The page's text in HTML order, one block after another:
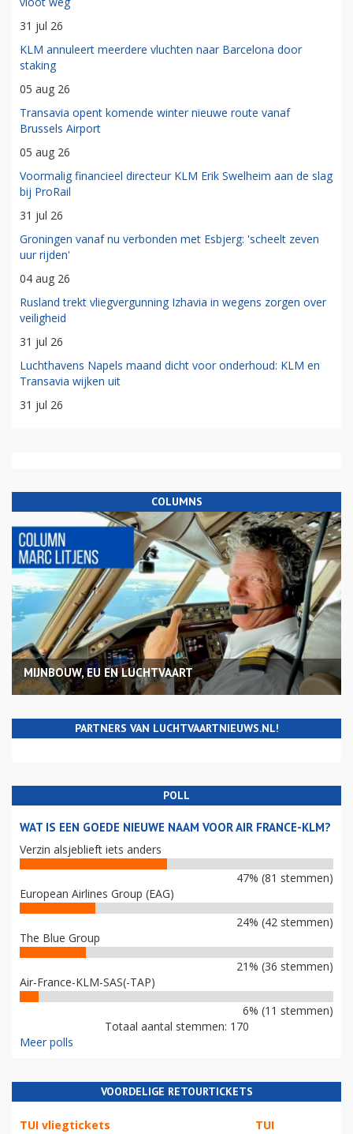
31 jul 26
KLM annuleert meerdere vluchten naar Barcelona door
staking
05 aug 26
Transavia opent komende winter nieuwe route vanaf
Brussels Airport
05 aug 26
Voormalig financieel directeur KLM Erik Swelheim aan de slag
bij ProRail
31 jul 26
Groningen vanaf nu verbonden met Esbjerg: 'scheelt zeven
uur rijden'
04 aug 26
Rusland trekt vliegvergunning Izhavia in wegens zorgen over
veiligheid
31 jul 26
Luchthavens Napels maand dicht voor onderhoud: KLM en
Transavia wijken uit
31 jul 26
COLUMNS
MIJNBOUW, EU EN LUCHTVAART
PARTNERS VAN LUCHTVAARTNIEUWS.NL!
POLL
WAT IS EEN GOEDE NIEUWE NAAM VOOR AIR FRANCE-KLM?
Verzin alsjeblieft iets anders
47% (81 stemmen)
European Airlines Group (EAG)
24% (42 stemmen)
The Blue Group
21% (36 stemmen)
Air-France-KLM-SAS(-TAP)
6% (11 stemmen)
Totaal aantal stemmen: 170
Meer polls
VOORDELIGE RETOURTICKETS
TUI vliegtickets TUI